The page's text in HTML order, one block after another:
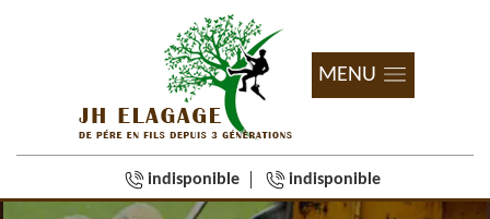
MENU
indisponible indisponible